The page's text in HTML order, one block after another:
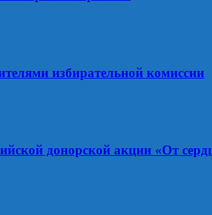
избирательной комиссии
донорской акции «От